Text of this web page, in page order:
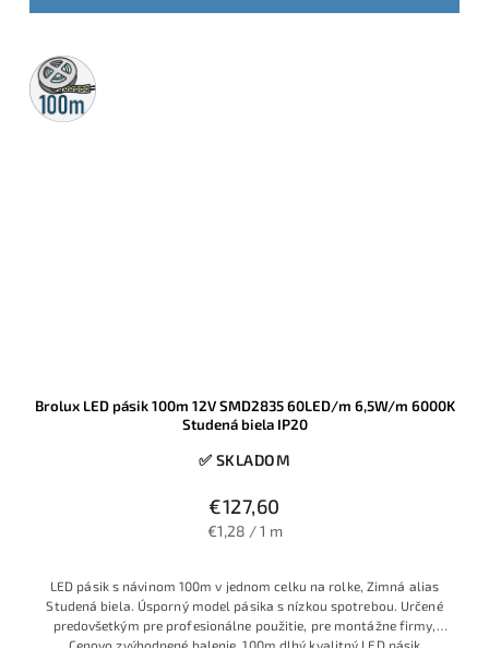
100m
rolka
Brolux LED pásik 100m 12V SMD2835 60LED/m 6,5W/m 6000K
Studená biela IP20
✅ SKLADOM
€127,60
€1,28 / 1 m
LED pásik s návinom 100m v jednom celku na rolke, Zimná alias
Studená biela. Úsporný model pásika s nízkou spotrebou. Určené
predovšetkým pre profesionálne použitie, pre montážne firmy,
Cenovo zvýhodnené balenie. 100m dlhý kvalitný LED pásik